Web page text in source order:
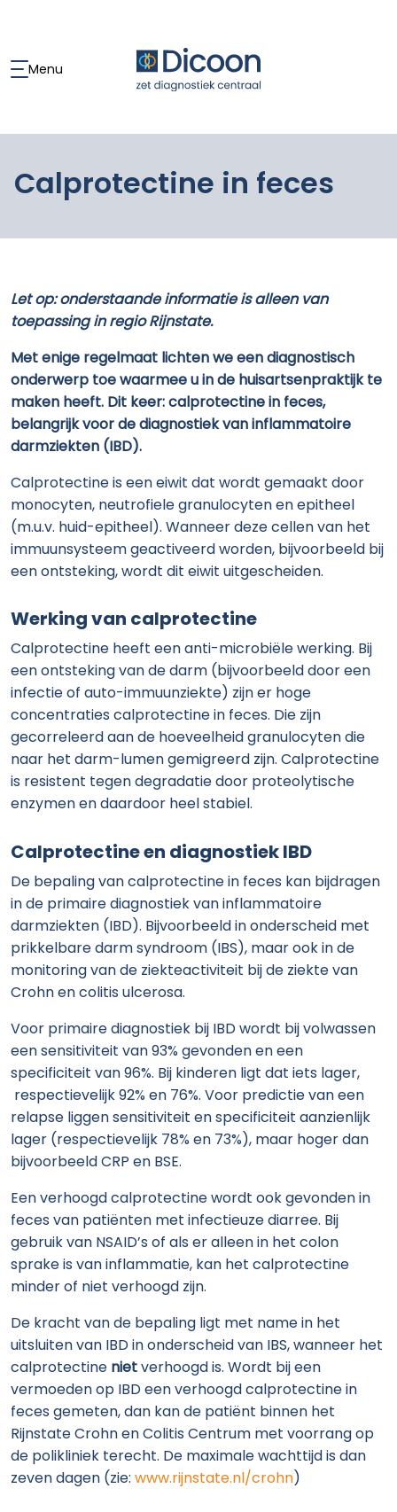
Menu
Calprotectine in feces
Let op: onderstaande informatie is alleen van
toepassing in regio Rijnstate.
Met enige regelmaat lichten we een diagnostisch
onderwerp toe waarmee u in de huisartsenpraktijk te
maken heeft. Dit keer: calprotectine in feces,
belangrijk voor de diagnostiek van inflammatoire
darmziekten (IBD).
Calprotectine is een eiwit dat wordt gemaakt door
monocyten, neutrofiele granulocyten en epitheel
(m.u.v. huid-epitheel). Wanneer deze cellen van het
immuunsysteem geactiveerd worden, bijvoorbeeld bij
een ontsteking, wordt dit eiwit uitgescheiden.
Werking van calprotectine
Calprotectine heeft een anti-microbiële werking. Bij
een ontsteking van de darm (bijvoorbeeld door een
infectie of auto-immuunziekte) zijn er hoge
concentraties calprotectine in feces. Die zijn
gecorreleerd aan de hoeveelheid granulocyten die
naar het darm-lumen gemigreerd zijn. Calprotectine
is resistent tegen degradatie door proteolytische
enzymen en daardoor heel stabiel.
Calprotectine en diagnostiek IBD
De bepaling van calprotectine in feces kan bijdragen
in de primaire diagnostiek van inflammatoire
darmziekten (IBD). Bijvoorbeeld in onderscheid met
prikkelbare darm syndroom (IBS), maar ook in de
monitoring van de ziekteactiviteit bij de ziekte van
Crohn en colitis ulcerosa.
Voor primaire diagnostiek bij IBD wordt bij volwassen
een sensitiviteit van 93% gevonden en een
specificiteit van 96%. Bij kinderen ligt dat iets lager,
respectievelijk 92% en 76%. Voor predictie van een
relapse liggen sensitiviteit en specificiteit aanzienlijk
lager (respectievelijk 78% en 73%), maar hoger dan
bijvoorbeeld CRP en BSE.
Een verhoogd calprotectine wordt ook gevonden in
feces van patiënten met infectieuze diarree. Bij
gebruik van NSAID’s of als er alleen in het colon
sprake is van inflammatie, kan het calprotectine
minder of niet verhoogd zijn.
De kracht van de bepaling ligt met name in het
uitsluiten van IBD in onderscheid van IBS, wanneer het
calprotectine nietverhoogd is. Wordt bij een
vermoeden op IBD een verhoogd calprotectine in
feces gemeten, dan kan de patiënt binnen het
Rijnstate Crohn en Colitis Centrum met voorrang op
de polikliniek terecht. De maximale wachttijd is dan
zeven dagen (zie: www.rijnstate.nl/crohn)